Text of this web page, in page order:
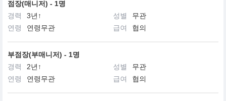
그는 화장품 업계에서 진정한 개척자로서, 자신의 노하우와 식물화
장품학 연구를 발전시키기 위해 전문적 지식에 엄격한 연구법을 접
점장(매니저) - 1명
경력
3년↑ 성별
무관
연령
연령무관 급여 협의
부점장(부매니저) - 1명
경력
2년↑ 성별
무관
연령
연령무관 급여 협의